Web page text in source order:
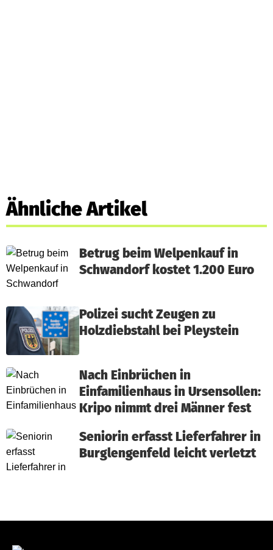
Ähnliche Artikel
Betrug beim Welpenkauf in
Schwandorf kostet 1.200 Euro
Polizei sucht Zeugen zu
Holzdiebstahl bei Pleystein
Nach Einbrüchen in
Einfamilienhaus in Ursensollen:
Kripo nimmt drei Männer fest
Seniorin erfasst Lieferfahrer in
Burglengenfeld leicht verletzt